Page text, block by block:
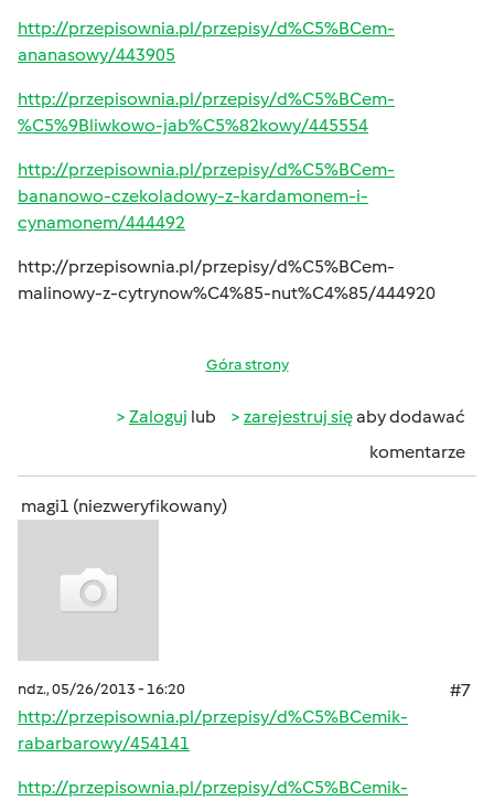
http://przepisownia.pl/przepisy/d%C5%BCem-
ananasowy/443905
http://przepisownia.pl/przepisy/d%C5%BCem-
%C5%9Bliwkowo-jab%C5%82kowy/445554
http://przepisownia.pl/przepisy/d%C5%BCem-
bananowo-czekoladowy-z-kardamonem-i-
cynamonem/444492
http://przepisownia.pl/przepisy/d%C5%BCem-
malinowy-z-cytrynow%C4%85-nut%C4%85/444920
Góra strony
Zaloguj lub zarejestruj sięaby dodawać
komentarze
magi1 (niezweryfikowany)
ndz., 05/26/2013 - 16:20
#7
http://przepisownia.pl/przepisy/d%C5%BCemik-
rabarbarowy/454141
http://przepisownia.pl/przepisy/d%C5%BCemik-